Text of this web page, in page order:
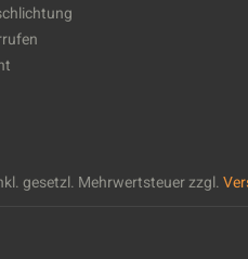
gesetzl. Mehrwertsteuer zzgl.